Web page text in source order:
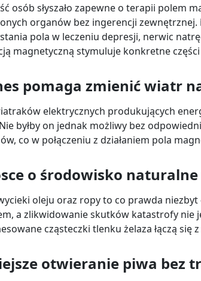
osób słyszało zapewne o terapii polem
organów bez ingerencji
pola w leczeniu depresji, nerwic
magnetyczną stymuluje konkretne
pomaga zmienić wiatr
elektrycznych produkujących
byłby on jednak możliwy bez
co w połączeniu z działaniem pola
o środowisko
oleju oraz ropy to co prawda
a zlikwidowanie skutków katastrofy nie
cząsteczki tlenku żelaza łączą
otwieranie piwa bez